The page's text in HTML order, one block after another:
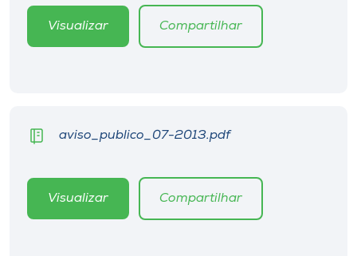
Visualizar Compartilhar
aviso_publico_07-2013.pdf
Visualizar Compartilhar